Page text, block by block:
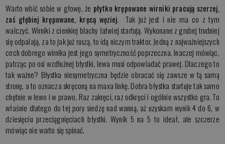
Warto wbić sobie w głowę, że płytko krępowane wirniki pracują szerzej,
zaś głębiej krępowane, kręcą węziej. Tak już jest i nie ma co z tym
walczyć. Wirniki z cienkiej blachy łatwiej startują. Wykonane z grubej trudniej
się odpalają, za to jak już ruszą, to idą niczym traktor. Jedną z najważniejszych
cech dobrego wirnika jest jego symetryczność poprzeczna. Inaczej mówiąc,
patrząc po osi wzdłużnej błystki, lewa musi odpowiadać prawej. Dlaczego to
tak ważne? Błystka niesymetryczna będzie obracać się zawsze w tą samą
stronę, a to oznacza skręconą na maxa linkę. Dobra błystka startuje tak samo
chętnie w lewo i w prawo. Raz zakręci, raz odkręci i ogólnie wszystko gra. To
właśnie dlatego do tej pory siedzę nad wanną, aż uzyskam wynik 4 do 6, w
dziesięciu przeciągnięciach błystki. Wynik 5 na 5 to ideał, ale szczerze
mówiąc nie warto się spinać.